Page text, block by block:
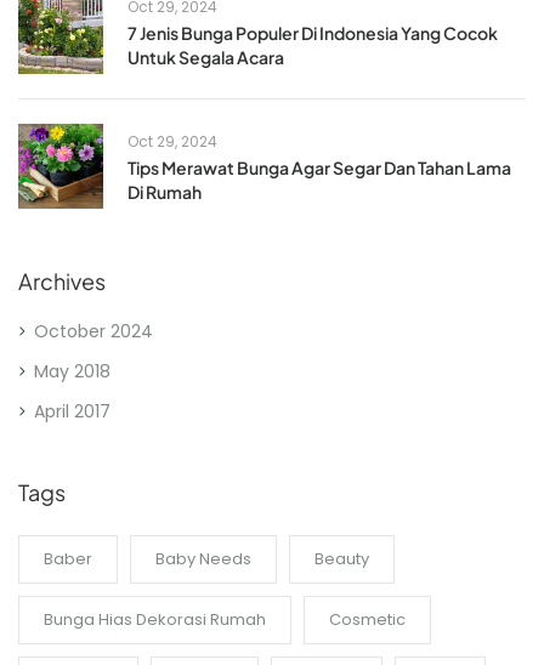
Oct 29, 2024
7 Jenis Bunga Populer Di Indonesia Yang Cocok
Untuk Segala Acara
Oct 29, 2024
Tips Merawat Bunga Agar Segar Dan Tahan Lama
Di Rumah
Archives
October 2024
May 2018
April 2017
Tags
Baber Baby Needs Beauty
Bunga Hias Dekorasi Rumah Cosmetic